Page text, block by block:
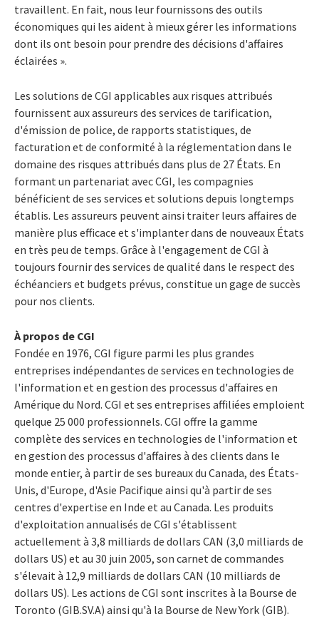
travaillent. En fait, nous leur fournissons des outils
économiques qui les aident à mieux gérer les informations
dont ils ont besoin pour prendre des décisions d'affaires
éclairées ».
Les solutions de CGI applicables aux risques attribués
fournissent aux assureurs des services de tarification,
d'émission de police, de rapports statistiques, de
facturation et de conformité à la réglementation dans le
domaine des risques attribués dans plus de 27 États. En
formant un partenariat avec CGI, les compagnies
bénéficient de ses services et solutions depuis longtemps
établis. Les assureurs peuvent ainsi traiter leurs affaires de
manière plus efficace et s'implanter dans de nouveaux États
en très peu de temps. Grâce à l'engagement de CGI à
toujours fournir des services de qualité dans le respect des
échéanciers et budgets prévus, constitue un gage de succès
pour nos clients.
À propos de CGI
Fondée en 1976, CGI figure parmi les plus grandes
entreprises indépendantes de services en technologies de
l'information et en gestion des processus d'affaires en
Amérique du Nord. CGI et ses entreprises affiliées emploient
quelque 25 000 professionnels. CGI offre la gamme
complète des services en technologies de l'information et
en gestion des processus d'affaires à des clients dans le
monde entier, à partir de ses bureaux du Canada, des États-
Unis, d'Europe, d'Asie Pacifique ainsi qu'à partir de ses
centres d'expertise en Inde et au Canada. Les produits
d'exploitation annualisés de CGI s'établissent
actuellement à 3,8 milliards de dollars CAN (3,0 milliards de
dollars US) et au 30 juin 2005, son carnet de commandes
s'élevait à 12,9 milliards de dollars CAN (10 milliards de
dollars US). Les actions de CGI sont inscrites à la Bourse de
Toronto (GIB.SV.A) ainsi qu'à la Bourse de New York (GIB).